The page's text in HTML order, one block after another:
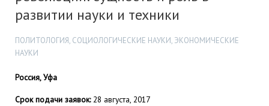
развитии науки и техники
ПОЛИТОЛОГИЯ, СОЦИОЛОГИЧЕСКИЕ НАУКИ, ЭКОНОМИЧЕСКИЕ
НАУКИ
Россия, Уфа
Срок подачи заявок:28 августа, 2017